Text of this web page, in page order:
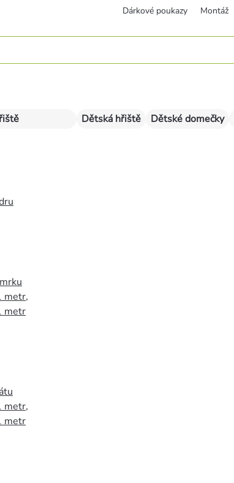
Dárkové poukazy Montáž
metr,
metr
metr,
metr
Dětská hřiště Dětské domečky